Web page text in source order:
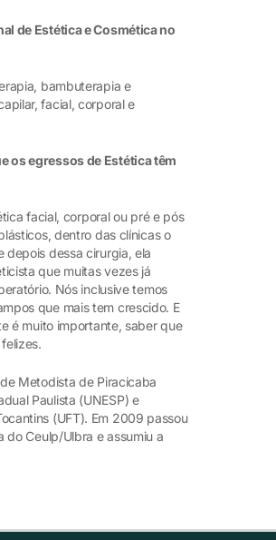
de Estética e Cosmética no
bambuterapia e
facial, corporal e
os egressos de Estética têm
facial, corporal ou pré e pós
dentro das clínicas o
depois dessa cirurgia, ela
que muitas vezes já
Nós inclusive temos
que mais tem crescido. E
é muito importante, saber que
Metodista de Piracicaba
Paulista (UNESP) e
(UFT). Em 2009 passou
do Ceulp/Ulbra e assumiu a